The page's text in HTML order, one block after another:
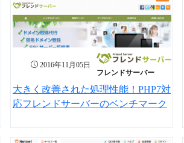
2016年11月05日
フレンドサーバー
大きく改善された処理性能！PHP7対
応フレンドサーバーのベンチマーク